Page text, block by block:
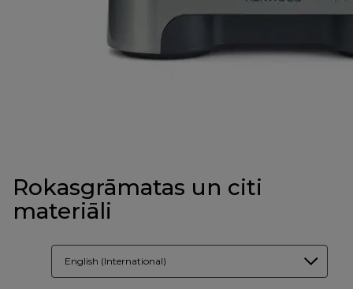
Rokasgrāmatas un citi
materiāli
English (International)